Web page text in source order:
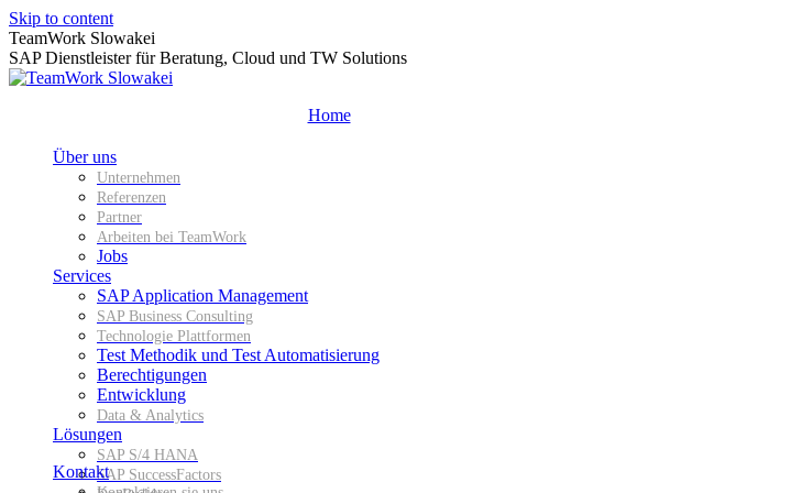
Skip to content
TeamWork Slowakei
SAP Dienstleister für Beratung, Cloud und TW Solutions
Home
Über uns
Unternehmen
Referenzen
Partner
Arbeiten bei TeamWork
Jobs
Services
SAP Application Management
SAP Business Consulting
Technologie Plattformen
Test Methodik und Test Automatisierung
Berechtigungen
Entwicklung
Data & Analytics
Lösungen
SAP S/4 HANA
SAP SuccessFactors
Kontakt